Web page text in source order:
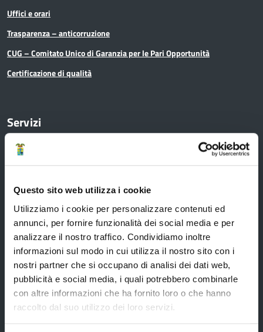
Questo sito web utilizza i cookie
Utilizziamo i cookie per personalizzare contenuti ed
annunci, per fornire funzionalità dei social media e per
analizzare il nostro traffico. Condividiamo inoltre
informazioni sul modo in cui utilizza il nostro sito con i
nostri partner che si occupano di analisi dei dati web,
pubblicità e social media, i quali potrebbero combinarle
con altre informazioni che ha fornito loro o che hanno
raccolto dal suo utilizzo dei loro servizi.
Uffici e orari
Trasparenza – anticorruzione
CUG – Comitato Unico di Garanzia per le Pari Opportunità
Certificazione di qualità
Servizi
Servizi online
URP
Strumenti di Tutela Amministrativa e Giurisdizionale
Difensore Civico
Archivio e Biblioteca
Consigliera di Parità
Ufficio Associato del Contenzioso tributario e della consulenza fiscale
(UAC)